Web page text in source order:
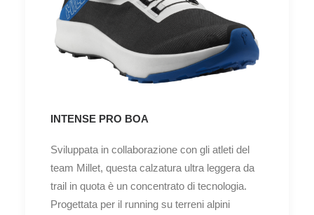
INTENSE PRO BOA
Sviluppata in collaborazione con gli atleti del
team Millet, questa calzatura ultra leggera da
trail in quota è un concentrato di tecnologia.
Progettata per il running su terreni alpini